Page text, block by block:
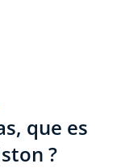
que es
?